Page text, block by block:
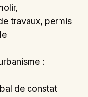
travaux, permis
:
de constat